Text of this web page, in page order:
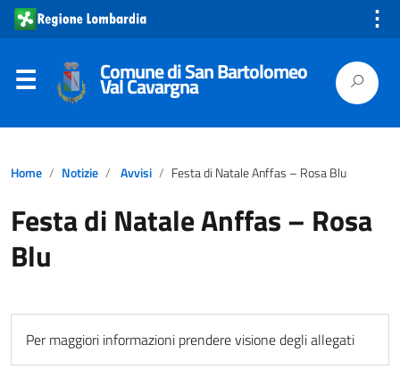
⋮
Comune di San Bartolomeo
Val Cavargna
Home Notizie Avvisi Festa di Natale Anffas – Rosa Blu
Festa di Natale Anffas – Rosa
Blu
Per maggiori informazioni prendere visione degli allegati